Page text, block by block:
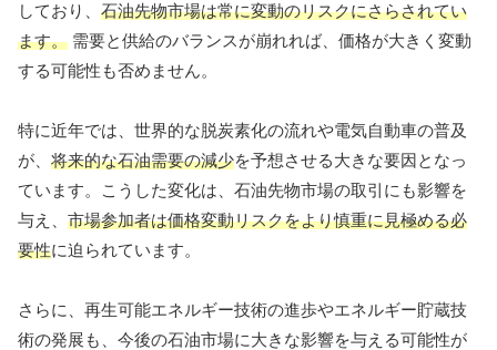
しており、 石油先物市場は常に変動のリスクにさらされてい
ます。 需要と供給のバランスが崩れれば、価格が大きく変動
する可能性も否めません。
特に近年では、世界的な脱炭素化の流れや電気自動車の普及
が、 将来的な石油需要の減少を予想させる大きな要因となっ
ています。こうした変化は、石油先物市場の取引にも影響を
与え、 市場参加者は価格変動リスクをより慎重に見極める必
要性に迫られています。
さらに、再生可能エネルギー技術の進歩やエネルギー貯蔵技
術の発展も、今後の石油市場に大きな影響を与える可能性が